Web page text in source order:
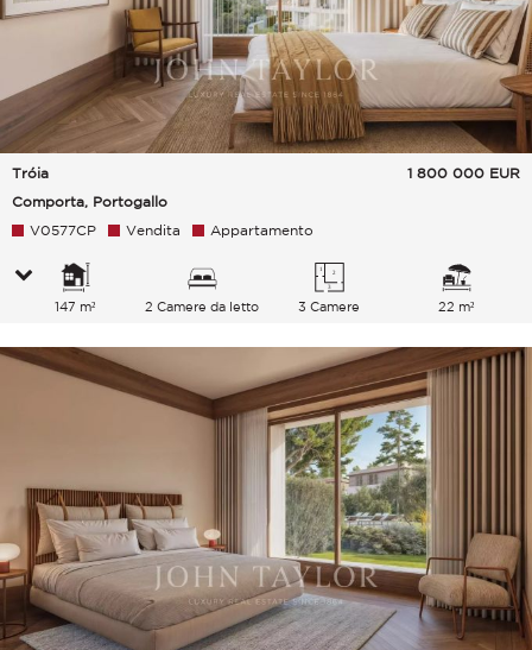
Tróia
Comporta, Portogallo
1 800 000 EUR
V0577CP Vendita Appartamento
147 m² 2 Camere da letto 3 Camere 22 m²